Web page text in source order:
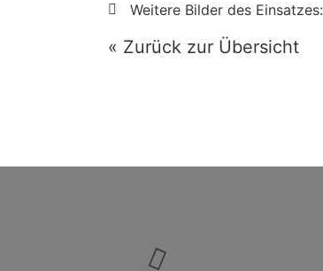
Weitere Bilder des Einsatzes:
« Zurück zur Übersicht